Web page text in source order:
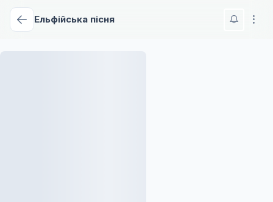
Ельфійська пісня